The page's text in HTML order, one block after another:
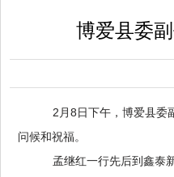
博爱县委
2 月8日下午，博爱县委
问候和祝福。
孟继红一行先后到鑫泰